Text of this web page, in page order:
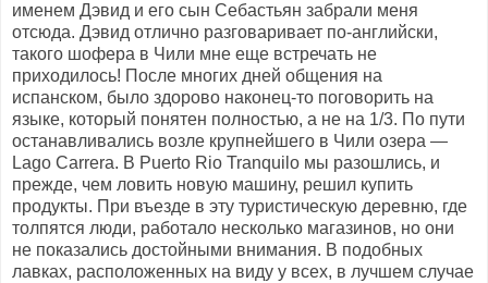
именем Дэвид и его сын Себастьян забрали меня
отсюда. Дэвид отлично разговаривает по-английски,
такого шофера в Чили мне еще встречать не
приходилось! После многих дней общения на
испанском, было здорово наконец-то поговорить на
языке, который понятен полностью, а не на 1/3. По пути
останавливались возле крупнейшего в Чили озера —
Lago Carrera. В Puerto Rio Tranquilo мы разошлись, и
прежде, чем ловить новую машину, решил купить
продукты. При въезде в эту туристическую деревню, где
толпятся люди, работало несколько магазинов, но они
не показались достойными внимания. В подобных
лавках, расположенных на виду у всех, в лучшем случае